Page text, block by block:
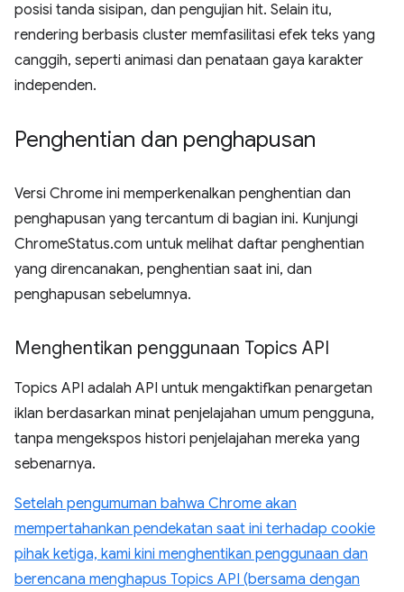
posisi tanda sisipan, dan pengujian hit. Selain itu,
rendering berbasis cluster memfasilitasi efek teks yang
canggih, seperti animasi dan penataan gaya karakter
independen.
Penghentian dan penghapusan
Versi Chrome ini memperkenalkan penghentian dan
penghapusan yang tercantum di bagian ini. Kunjungi
ChromeStatus.com untuk melihat daftar penghentian
yang direncanakan, penghentian saat ini, dan
penghapusan sebelumnya.
Menghentikan penggunaan Topics API
Topics API adalah API untuk mengaktifkan penargetan
iklan berdasarkan minat penjelajahan umum pengguna,
tanpa mengekspos histori penjelajahan mereka yang
sebenarnya.
Setelah pengumuman bahwa Chrome akan
mempertahankan pendekatan saat ini terhadap cookie
pihak ketiga, kami kini menghentikan penggunaan dan
berencana menghapus Topics API (bersama dengan